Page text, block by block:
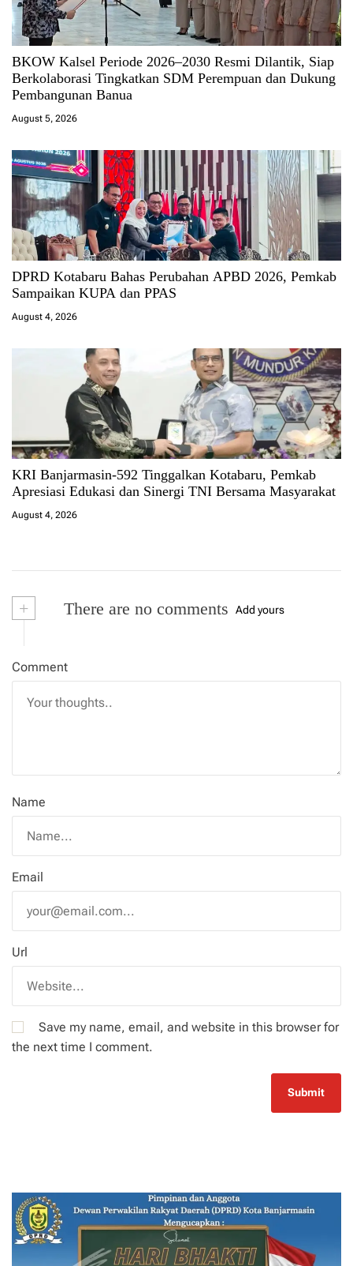
BKOW Kalsel Periode 2026–2030 Resmi Dilantik, Siap
Berkolaborasi Tingkatkan SDM Perempuan dan Dukung
Pembangunan Banua
August 5, 2026
DPRD Kotabaru Bahas Perubahan APBD 2026, Pemkab
Sampaikan KUPA dan PPAS
August 4, 2026
KRI Banjarmasin-592 Tinggalkan Kotabaru, Pemkab
Apresiasi Edukasi dan Sinergi TNI Bersama Masyarakat
August 4, 2026
+ There are no comments Add yours
Comment
Name
Email
Url
Save my name, email, and website in this browser for
the next time I comment.